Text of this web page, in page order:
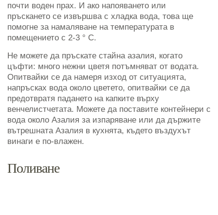
почти воден прах. И ако напояването или
пръскането се извършва с хладка вода, това ще
помогне за намаляване на температурата в
помещението с 2-3 ° C.
Не можете да пръскате стайна азалия, когато
цъфти: много нежни цветя потъмняват от водата.
Опитвайки се да намеря изход от ситуацията,
напръсках вода около цветето, опитвайки се да
предотвратя падането на капките върху
венчелистчетата. Можете да поставите контейнери с
вода около Азалия за изпаряване или да държите
вътрешната Азалия в кухнята, където въздухът
винаги е по-влажен.
Поливане